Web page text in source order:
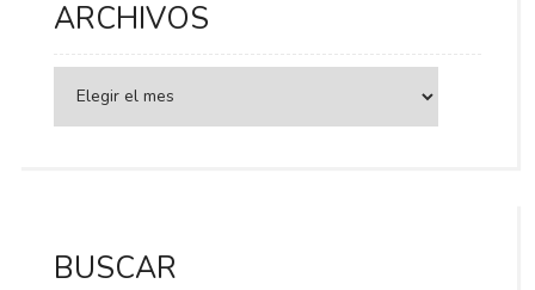
ARCHIVOS
BUSCAR